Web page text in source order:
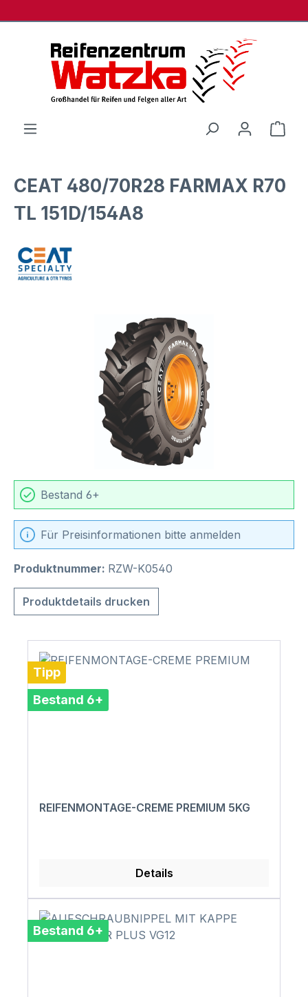
CEAT 480/70R28 FARMAX R70
TL 151D/154A8
Bildergalerie überspringen
Bestand 6+
Für Preisinformationen bitte anmelden
Produktnummer: RZW-K0540
Produktdetails drucken
Tipp
Bestand 6+
REIFENMONTAGE-CREME PREMIUM 5KG
Details
Bestand 6+